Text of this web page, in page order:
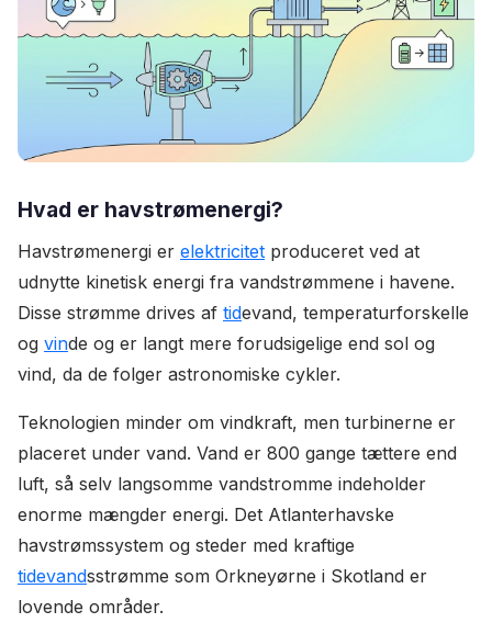
Hvad er havstrømenergi?
Havstrømenergi er elektricitet produceret ved at
udnytte kinetisk energi fra vandstrømmene i havene.
Disse strømme drives af tidevand, temperaturforskelle
og vinde og er langt mere forudsigelige end sol og
vind, da de folger astronomiske cykler.
Teknologien minder om vindkraft, men turbinerne er
placeret under vand. Vand er 800 gange tættere end
luft, så selv langsomme vandstromme indeholder
enorme mængder energi. Det Atlanterhavske
havstrømssystem og steder med kraftige
tidevandsstrømme som Orkneyørne i Skotland er
lovende områder.